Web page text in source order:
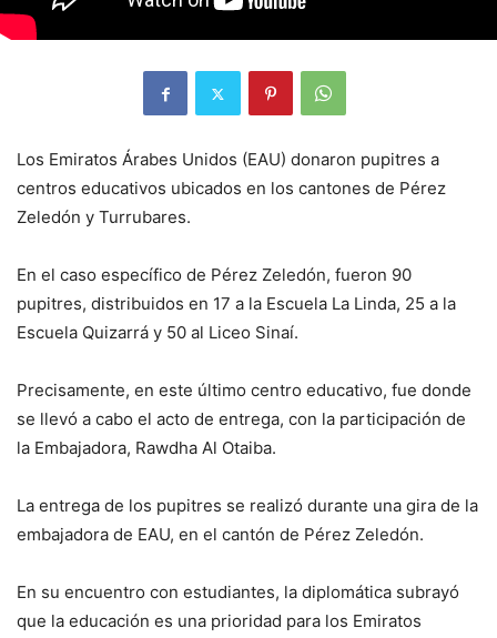
Los Emiratos Árabes Unidos (EAU) donaron pupitres a
centros educativos ubicados en los cantones de Pérez
Zeledón y Turrubares.
En el caso específico de Pérez Zeledón, fueron 90
pupitres, distribuidos en 17 a la Escuela La Linda, 25 a la
Escuela Quizarrá y 50 al Liceo Sinaí.
Precisamente, en este último centro educativo, fue donde
se llevó a cabo el acto de entrega, con la participación de
la Embajadora, Rawdha Al Otaiba.
La entrega de los pupitres se realizó durante una gira de la
embajadora de EAU, en el cantón de Pérez Zeledón.
En su encuentro con estudiantes, la diplomática subrayó
que la educación es una prioridad para los Emiratos